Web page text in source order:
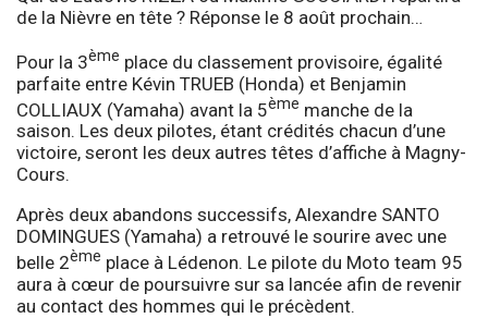
de la Nièvre en tête ? Réponse le 8 août prochain…
Pour la 3ème place du classement provisoire, égalité
parfaite entre Kévin TRUEB (Honda) et Benjamin
COLLIAUX (Yamaha) avant la 5ème manche de la
saison. Les deux pilotes, étant crédités chacun d’une
victoire, seront les deux autres têtes d’affiche à Magny-
Cours.
Après deux abandons successifs, Alexandre SANTO
DOMINGUES (Yamaha) a retrouvé le sourire avec une
belle 2ème place à Lédenon. Le pilote du Moto team 95
aura à cœur de poursuivre sur sa lancée afin de revenir
au contact des hommes qui le précèdent.